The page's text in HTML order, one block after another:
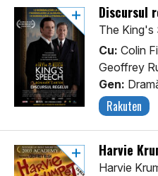
Discursul
The King's
Cu: Colin
Geoffrey
Gen:
Rakuten
Harvie
Harvie